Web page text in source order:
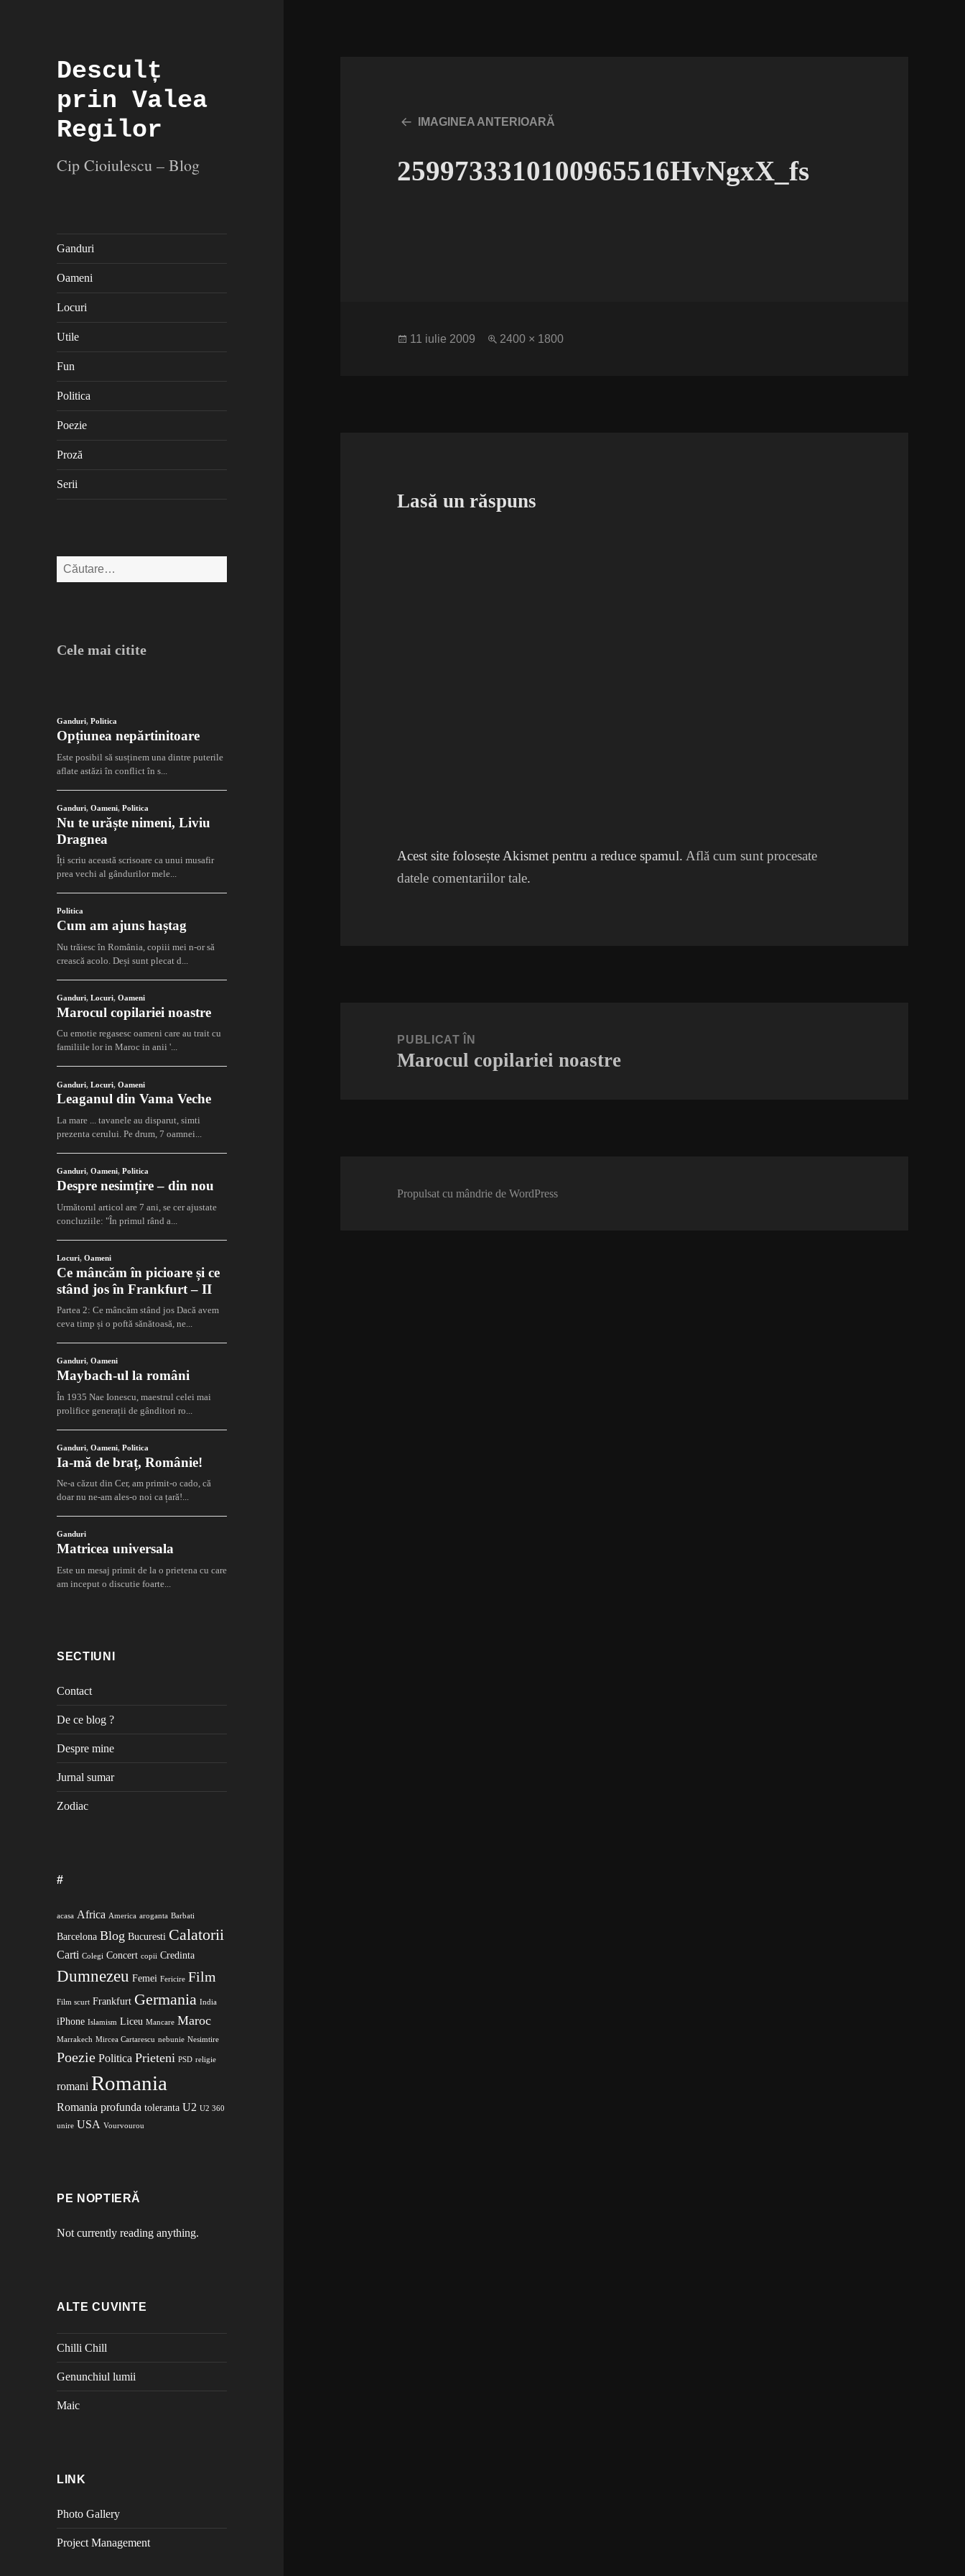
Desculț
prin Valea
Regilor
Cip Cioiulescu – Blog
Ganduri
Oameni
Locuri
Utile
Fun
Politica
Poezie
Proză
Serii
Caută
după:
Cele mai citite
SECTIUNI
Contact
De ce blog ?
Despre mine
Jurnal sumar
Zodiac
#
acasa Africa America aroganta Barbati
Barcelona Blog Bucuresti Calatorii
Carti Colegi Concert copii Credinta
Dumnezeu Femei Fericire Film
Film scurt Frankfurt Germania India
iPhone Islamism Liceu Mancare Maroc
Marrakech Mircea Cartarescu nebunie Nesimtire
Poezie Politica Prieteni PSD religie
romani Romania
Romania profunda toleranta U2 U2 360
unire USA Vourvourou
PE NOPTIERĂ
Not currently reading anything.
ALTE CUVINTE
Chilli Chill
Genunchiul lumii
Maic
LINK
Photo Gallery
Project Management
IMAGINEA ANTERIOARĂ
2599733310100965516HvNgxX_fs
Publicat
11 iulie 2009
Dimensiune
2400 × 1800
Lasă un răspuns
Acest site folosește Akismet pentru a reduce spamul.Află cum sunt procesate
datele comentariilor tale.
PUBLICAT ÎN
Marocul copilariei noastre
Propulsat cu mândrie de WordPress